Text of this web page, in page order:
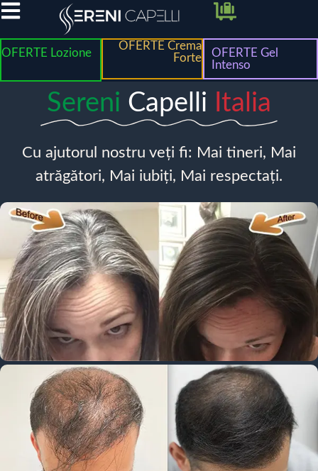
OFERTE Lozione
OFERTE Crema
Forte
OFERTE Gel
Intenso
Sereni Capelli Italia
Cu ajutorul nostru veți fi: Mai tineri, Mai
atrăgători, Mai iubiți, Mai respectați.